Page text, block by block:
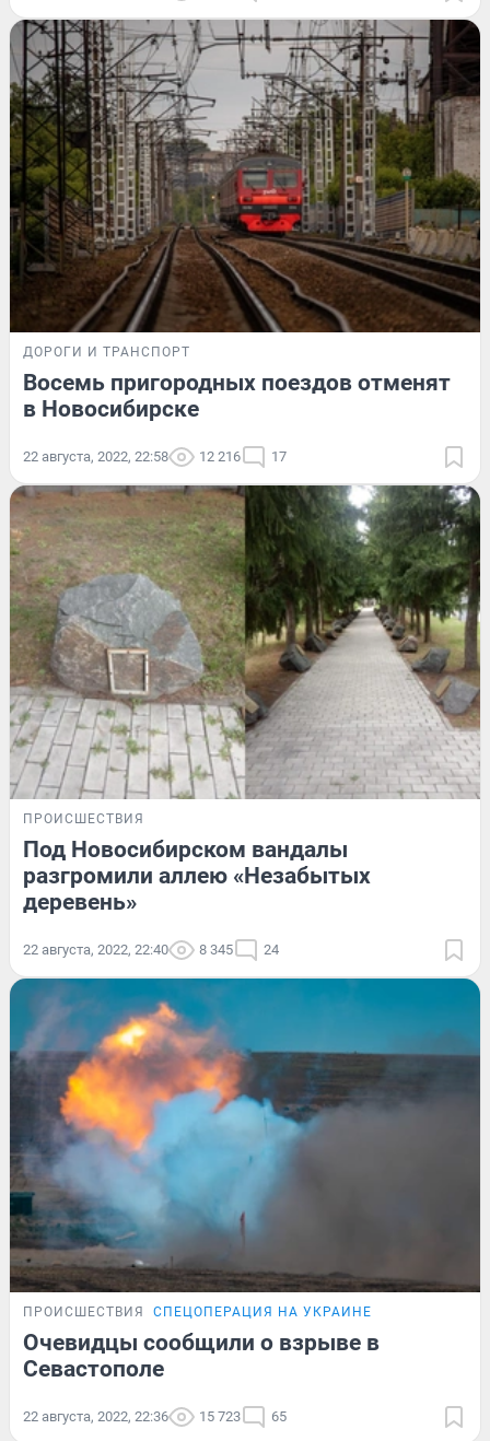
ДОРОГИ И ТРАНСПОРТ
Восемь пригородных поездов отменят
в Новосибирске
22 августа, 2022, 22:58 12 216 17
ПРОИСШЕСТВИЯ
Под Новосибирском вандалы
разгромили аллею «Незабытых
деревень»
22 августа, 2022, 22:40 8 345 24
ПРОИСШЕСТВИЯ СПЕЦОПЕРАЦИЯ НА УКРАИНЕ
Очевидцы сообщили о взрыве в
Севастополе
22 августа, 2022, 22:36 15 723 65